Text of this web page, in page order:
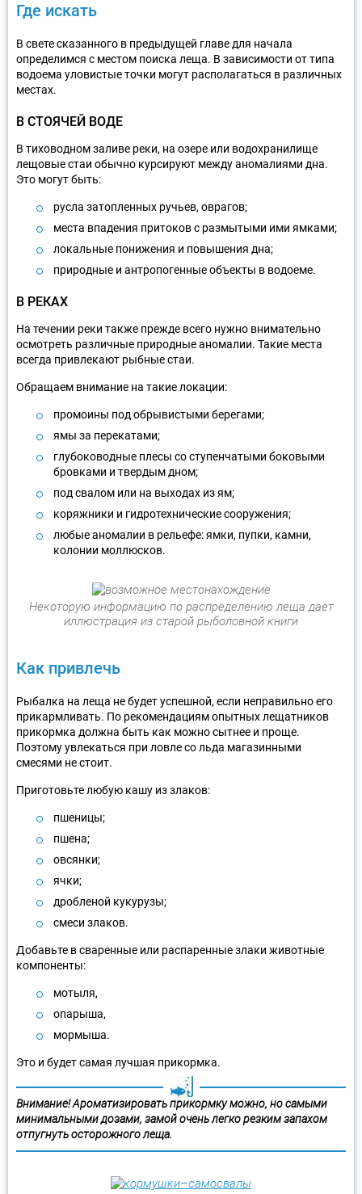
Где искать
В свете сказанного в предыдущей главе для начала
определимся с местом поиска леща. В зависимости от типа
водоема уловистые точки могут располагаться в различных
местах.
В СТОЯЧЕЙ ВОДЕ
В тиховодном заливе реки, на озере или водохранилище
лещовые стаи обычно курсируют между аномалиями дна.
Это могут быть:
русла затопленных ручьев, оврагов;
места впадения притоков с размытыми ими ямками;
локальные понижения и повышения дна;
природные и антропогенные объекты в водоеме.
В РЕКАХ
На течении реки также прежде всего нужно внимательно
осмотреть различные природные аномалии. Такие места
всегда привлекают рыбные стаи.
Обращаем внимание на такие локации:
промоины под обрывистыми берегами;
ямы за перекатами;
глубоководные плесы со ступенчатыми боковыми
бровками и твердым дном;
под свалом или на выходах из ям;
коряжники и гидротехнические сооружения;
любые аномалии в рельефе: ямки, пупки, камни,
колонии моллюсков.
Некоторую информацию по распределению леща дает
иллюстрация из старой рыболовной книги
Как привлечь
Рыбалка на леща не будет успешной, если неправильно его
прикармливать. По рекомендациям опытных лещатников
прикормка должна быть как можно сытнее и проще.
Поэтому увлекаться при ловле со льда магазинными
смесями не стоит.
Приготовьте любую кашу из злаков:
пшеницы;
пшена;
овсянки;
ячки;
дробленой кукурузы;
смеси злаков.
Добавьте в сваренные или распаренные злаки животные
компоненты:
мотыля,
опарыша,
мормыша.
Это и будет самая лучшая прикормка.
Внимание! Ароматизировать прикормку можно, но самыми
минимальными дозами, замой очень легко резким запахом
отпугнуть осторожного леща.